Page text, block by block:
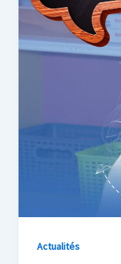
Actualités